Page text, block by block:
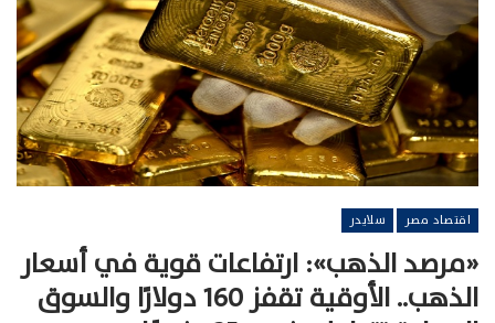
اقتصاد مصر سلايدر
«مرصد الذهب»: ارتفاعات قوية في أسعار
الذهب.. الأوقية تقفز 160 دولارًا والسوق